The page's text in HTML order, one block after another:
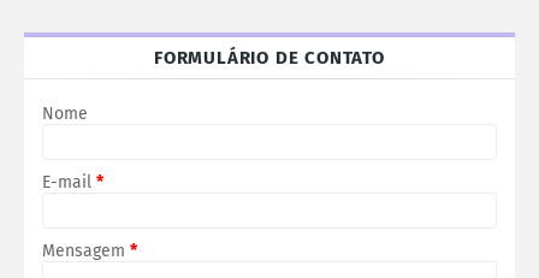
FORMULÁRIO DE CONTATO
Nome
E-mail *
Mensagem *